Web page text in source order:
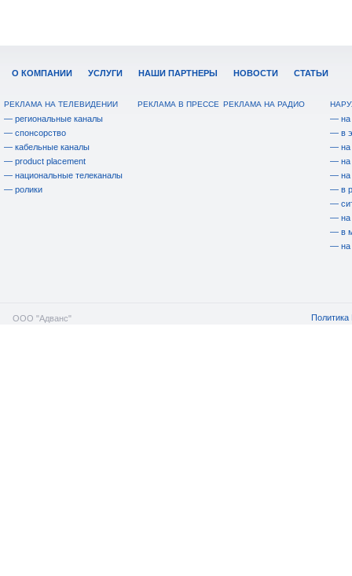
О КОМПАНИИ УСЛУГИ НАШИ ПАРТНЕРЫ НОВОСТИ СТАТЬИ
РЕКЛАМА НА ТЕЛЕВИДЕНИИ
— региональные каналы
— спонсорство
— кабельные каналы
— product placement
— национальные телеканалы
— ролики
РЕКЛАМА В ПРЕССЕ РЕКЛАМА НА РАДИО
— на
— в
— на
— на
— на
— в
—
— на
— в
— на
ООО "Адванс" Политика